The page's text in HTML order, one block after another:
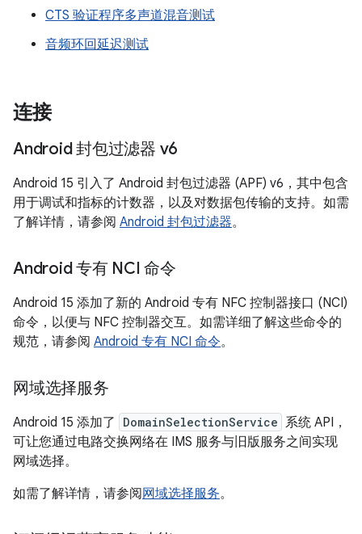
CTS 验证程序多声道混音测试
音频环回延迟测试
连接
Android 封包过滤器 v6
Android 15 引入了 Android 封包过滤器 (APF) v6，其中包含
用于调试和指标的计数器，以及对数据包传输的支持。如需
了解详情，请参阅 Android 封包过滤器。
Android 专有 NCI 命令
Android 15 添加了新的 Android 专有 NFC 控制器接口 (NCI)
命令，以便与 NFC 控制器交互。如需详细了解这些命令的
规范，请参阅 Android 专有 NCI 命令。
网域选择服务
Android 15 添加了 DomainSelectionService 系统 API，
可让您通过电路交换网络在 IMS 服务与旧版服务之间实现
网域选择。
如需了解详情，请参阅 网域选择服务。